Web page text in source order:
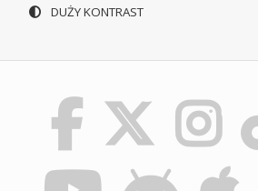
DUŻY KONTRAST